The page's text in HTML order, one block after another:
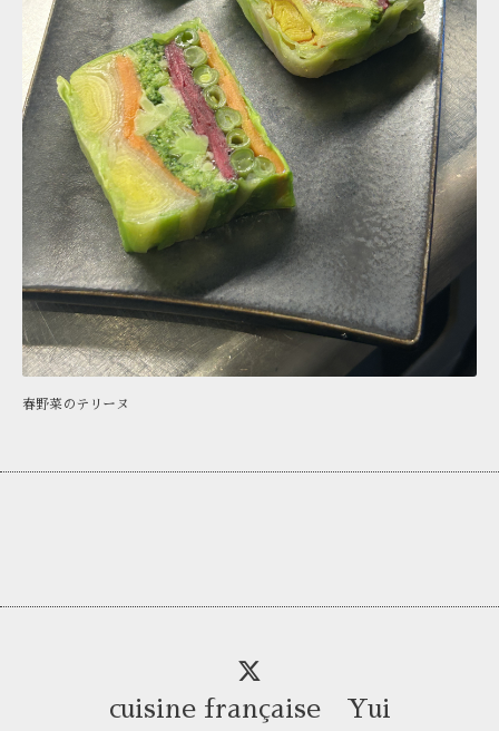
春野菜のテリーヌ
cuisine française Yui